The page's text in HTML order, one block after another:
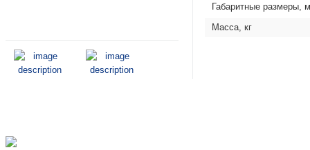
Габаритные размеры,
Масса, кг